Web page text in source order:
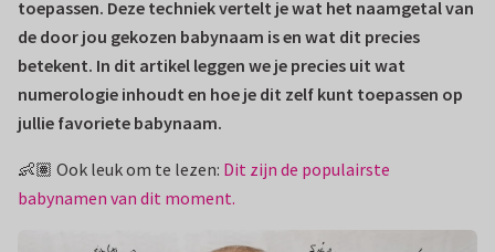
toepassen. Deze techniek vertelt je wat het naamgetal van
de door jou gekozen babynaam is en wat dit precies
betekent. In dit artikel leggen we je precies uit wat
numerologie inhoudt en hoe je dit zelf kunt toepassen op
jullie favoriete babynaam.
👶🏽 Ook leuk om te lezen: Dit zijn de populairste
babynamen van dit moment.